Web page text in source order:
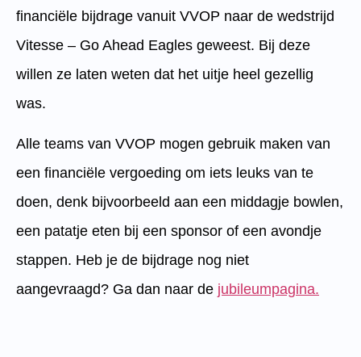
financiële bijdrage vanuit VVOP naar de wedstrijd
Vitesse – Go Ahead Eagles geweest. Bij deze
willen ze laten weten dat het uitje heel gezellig
was.
Alle teams van VVOP mogen gebruik maken van
een financiële vergoeding om iets leuks van te
doen, denk bijvoorbeeld aan een middagje bowlen,
een patatje eten bij een sponsor of een avondje
stappen. Heb je de bijdrage nog niet
aangevraagd? Ga dan naar de jubileumpagina.